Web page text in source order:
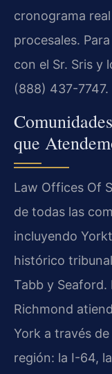
cronograma
procesales.
con el Sr. Sris y
(888) 437-7747.
que
Law Offices Of
de todas las
incluyendo
histórico
Tabb y Seaford.
Richmond
York a través
región: la I-64,